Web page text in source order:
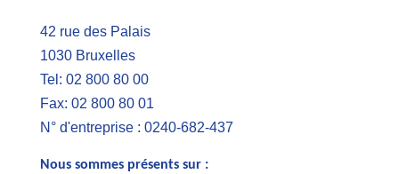
42 rue des Palais
1030 Bruxelles
Tel: 02 800 80 00
Fax: 02 800 80 01
N° d'entreprise : 0240-682-437
Nous sommes présents sur :